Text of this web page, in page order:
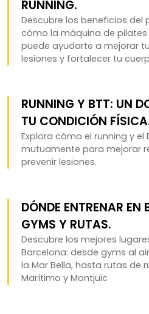
RUNNING.
Descubre los beneficios del
cómo la máquina de
puede ayudarte a mejorar
lesiones y fortalecer tu
RUNNING Y BTT: UN
TU CONDICIÓN
Explora cómo el running y
mutuamente para mejorar
prevenir lesiones.
DÓNDE ENTRENAR
GYMS Y RUTAS.
Descubre los mejores
Barcelona: desde gyms al
la Mar Bella, hasta rutas de
Marítimo y Montjuïc